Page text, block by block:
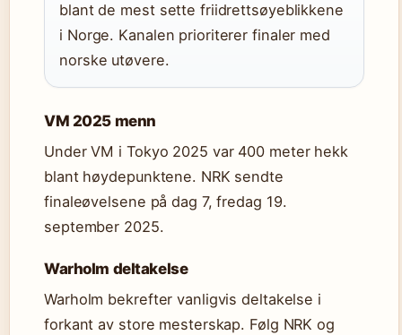
blant de mest sette friidrettsøyeblikkene
i Norge. Kanalen prioriterer finaler med
norske utøvere.
VM 2025 menn
Under VM i Tokyo 2025 var 400 meter hekk
blant høydepunktene. NRK sendte
finaleøvelsene på dag 7, fredag 19.
september 2025.
Warholm deltakelse
Warholm bekrefter vanligvis deltakelse i
forkant av store mesterskap. Følg NRK og